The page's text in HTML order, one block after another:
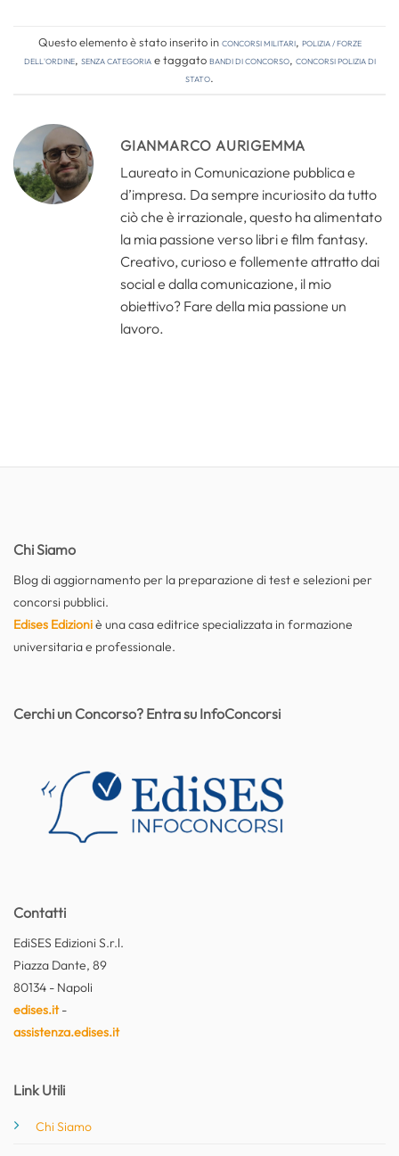
Questo elemento è stato inserito inConcorsi Militari, Polizia / Forze
dell'Ordine, Senza categoriae taggatobandi di concorso, concorsi polizia di
stato.
GIANMARCO AURIGEMMA
Laureato in Comunicazione pubblica e
d’impresa. Da sempre incuriosito da tutto
ciò che è irrazionale, questo ha alimentato
la mia passione verso libri e film fantasy.
Creativo, curioso e follemente attratto dai
social e dalla comunicazione, il mio
obiettivo? Fare della mia passione un
lavoro.
Chi Siamo
Blog di aggiornamento per la preparazione di test e selezioni per
concorsi pubblici.
Edises Edizioniè una casa editrice specializzata in formazione
universitaria e professionale.
Contatti
EdiSES Edizioni S.r.l.
Piazza Dante, 89
80134 - Napoli
edises.it-
assistenza.edises.it
Link Utili
Chi Siamo
Cerchi un Concorso? Entra su InfoConcorsi